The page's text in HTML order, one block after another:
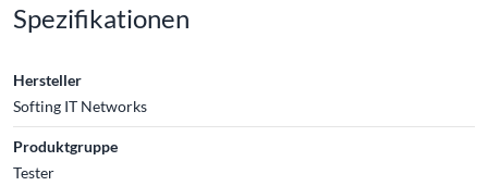
Spezifikationen
Hersteller
Softing IT Networks
Produktgruppe
Tester